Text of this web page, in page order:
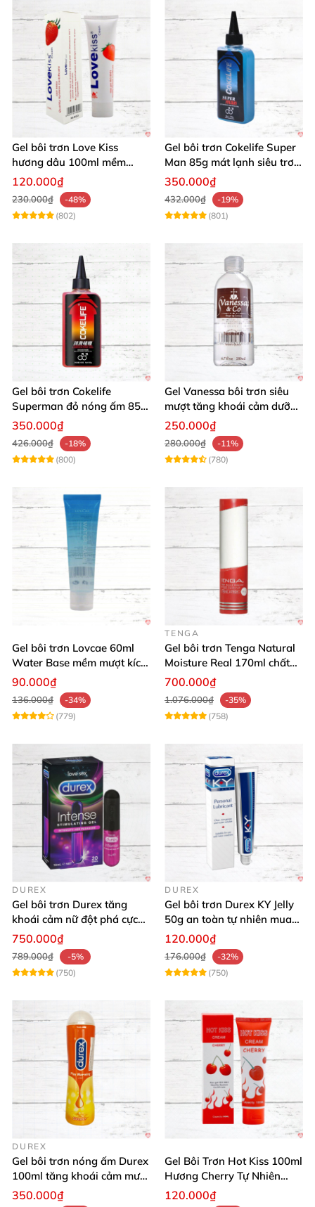
Gel bôi trơn Love Kiss
hương dâu 100ml mềm
mượt an toàn thơm
120.000₫
230.000₫
-48%
(802)
Gel bôi trơn Cokelife Super
Man 85g mát lạnh siêu trơn
an toàn
350.000₫
432.000₫
-19%
(801)
Gel bôi trơn Cokelife
Superman đỏ nóng ấm 85g
giảm đau rát
350.000₫
426.000₫
-18%
(800)
Gel Vanessa bôi trơn siêu
mượt tăng khoái cảm dưỡng
ẩm 200ml
250.000₫
280.000₫
-11%
(780)
Gel bôi trơn Lovcae 60ml
Water Base mềm mượt kích
thích
90.000₫
136.000₫
-34%
(779)
TENGA
Gel bôi trơn Tenga Natural
Moisture Real 170ml chất
lượng cao mềm mượt an
700.000₫
1.076.000₫
-35%
(758)
DUREX
Gel bôi trơn Durex tăng
khoái cảm nữ đột phá cực
thích
750.000₫
789.000₫
-5%
(750)
DUREX
Gel bôi trơn Durex KY Jelly
50g an toàn tự nhiên mua
ngay
120.000₫
176.000₫
-32%
(750)
DUREX
Gel bôi trơn nóng ấm Durex
100ml tăng khoái cảm mượt
mà
350.000₫
Gel Bôi Trơn Hot Kiss 100ml
Hương Cherry Tự Nhiên
Mượt Mà
120.000₫